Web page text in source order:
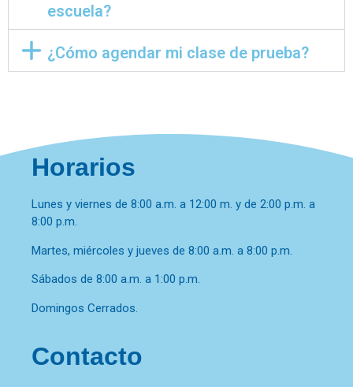
escuela?
¿Cómo agendar mi clase de prueba?
Horarios
Lunes y viernes de 8:00 a.m. a 12:00 m. y de 2:00 p.m. a
8:00 p.m.
Martes, miércoles y jueves de 8:00 a.m. a 8:00 p.m.
Sábados de 8:00 a.m. a 1:00 p.m.
Domingos Cerrados.
Contacto